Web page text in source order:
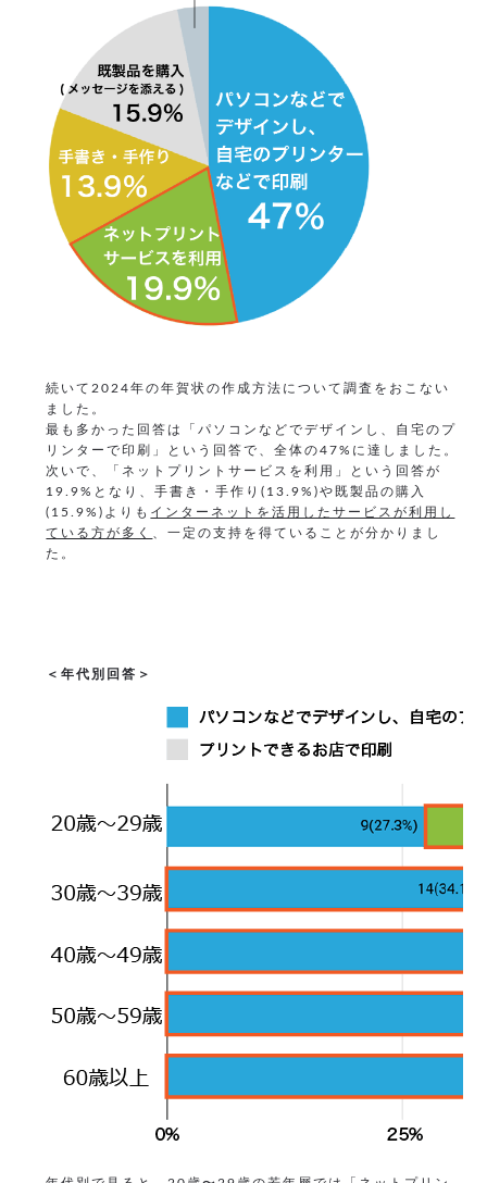
続いて2024年の年賀状の作成方法について調査をおこない
ました。
最も多かった回答は「パソコンなどでデザインし、自宅のプ
リンターで印刷」という回答で、全体の47%に達しました。
次いで、「ネットプリントサービスを利用」という回答が
19.9%となり、手書き・手作り(13.9%)や既製品の購入
(15.9%)よりも インターネットを活用したサービスが利用し
ている方が多く
、一定の支持を得ていることが分かりまし
た。
＜年代別回答＞